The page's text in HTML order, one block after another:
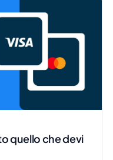
Chi non vorrebbe
quello che devi